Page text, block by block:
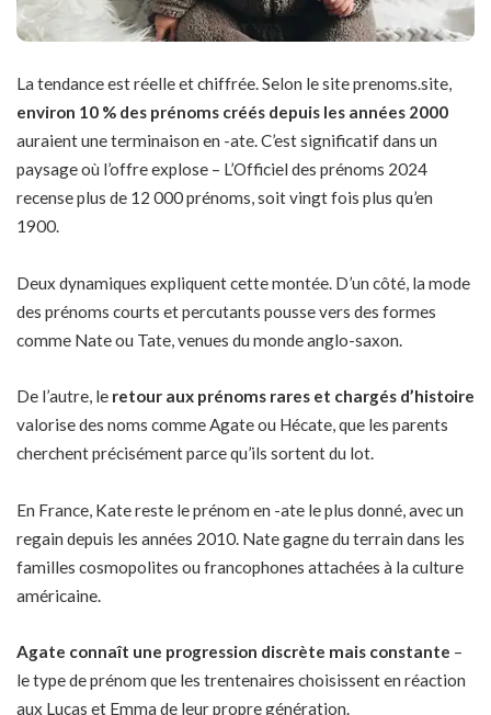
La tendance est réelle et chiffrée. Selon le site prenoms.site,
environ 10 % des prénoms créés depuis les années 2000
auraient une terminaison en -ate. C’est significatif dans un
paysage où l’offre explose – L’Officiel des prénoms 2024
recense plus de 12 000 prénoms, soit vingt fois plus qu’en
1900.
Deux dynamiques expliquent cette montée. D’un côté, la mode
des prénoms courts et percutants pousse vers des formes
comme Nate ou Tate, venues du monde anglo-saxon.
De l’autre, le retour aux prénoms rares et chargés d’histoire
valorise des noms comme Agate ou Hécate, que les parents
cherchent précisément parce qu’ils sortent du lot.
En France, Kate reste le prénom en -ate le plus donné, avec un
regain depuis les années 2010. Nate gagne du terrain dans les
familles cosmopolites ou francophones attachées à la culture
américaine.
Agate connaît une progression discrète mais constante –
le type de prénom que les trentenaires choisissent en réaction
aux Lucas et Emma de leur propre génération.